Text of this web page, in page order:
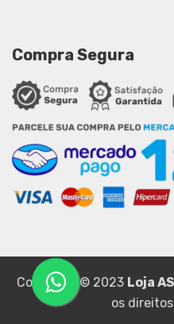
Compra Segura
Copyright © 2023 Loja
os